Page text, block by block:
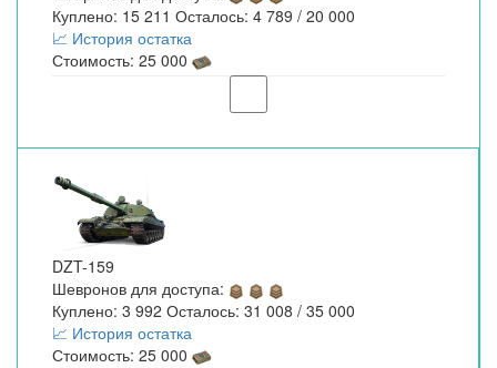
Куплено: 15 211 Осталось: 4 789 / 20 000
📈 История остатка
Стоимость: 25 000
DZT-159
Шевронов для доступа:
Куплено: 3 992 Осталось: 31 008 / 35 000
📈 История остатка
Стоимость: 25 000